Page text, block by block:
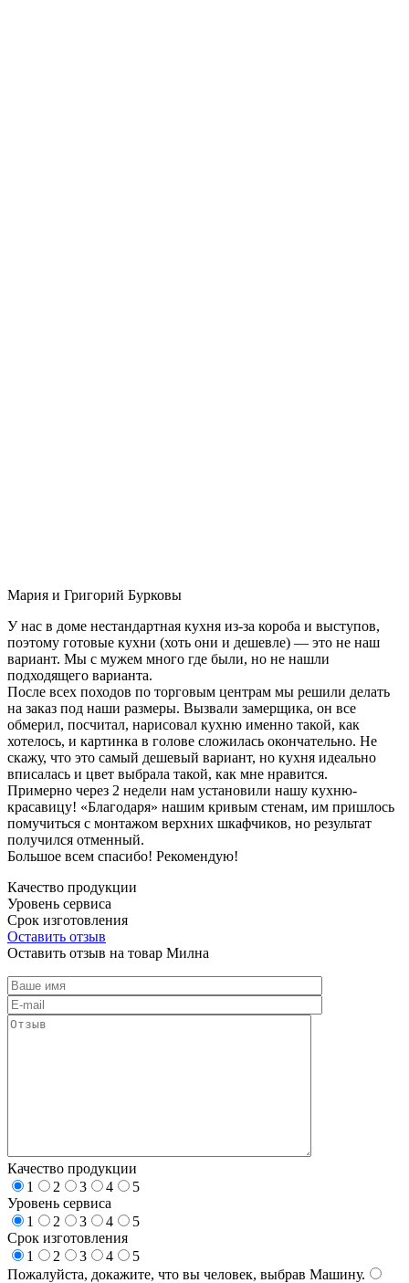
Мария и Григорий Бурковы
У нас в доме нестандартная кухня из-за короба и выступов,
поэтому готовые кухни (хоть они и дешевле) — это не наш
вариант. Мы с мужем много где были, но не нашли
подходящего варианта.
После всех походов по торговым центрам мы решили делать
на заказ под наши размеры. Вызвали замерщика, он все
обмерил, посчитал, нарисовал кухню именно такой, как
хотелось, и картинка в голове сложилась окончательно. Не
скажу, что это самый дешевый вариант, но кухня идеально
вписалась и цвет выбрала такой, как мне нравится.
Примерно через 2 недели нам установили нашу кухню-
красавицу! «Благодаря» нашим кривым стенам, им пришлось
помучиться с монтажом верхних шкафчиков, но результат
получился отменный.
Большое всем спасибо! Рекомендую!
Качество продукции
Уровень сервиса
Срок изготовления
Оставить отзыв
Оставить отзыв на товар Милна
Качество продукции
1
2 3 4
5
Уровень сервиса
1
2 3 4
5
Срок изготовления
1
2 3 4
5
Пожалуйста, докажите, что вы человек, выбрав Машину.